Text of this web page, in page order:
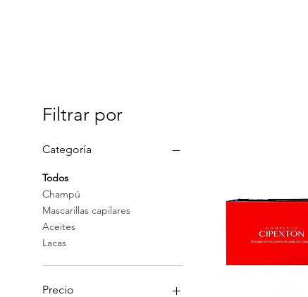
Filtrar por
Categoría
Todos
Mascarillas‏‏‎‎ ‏‏‎capilares
Aceites
Lacasㅤㅤㅤ
Precio